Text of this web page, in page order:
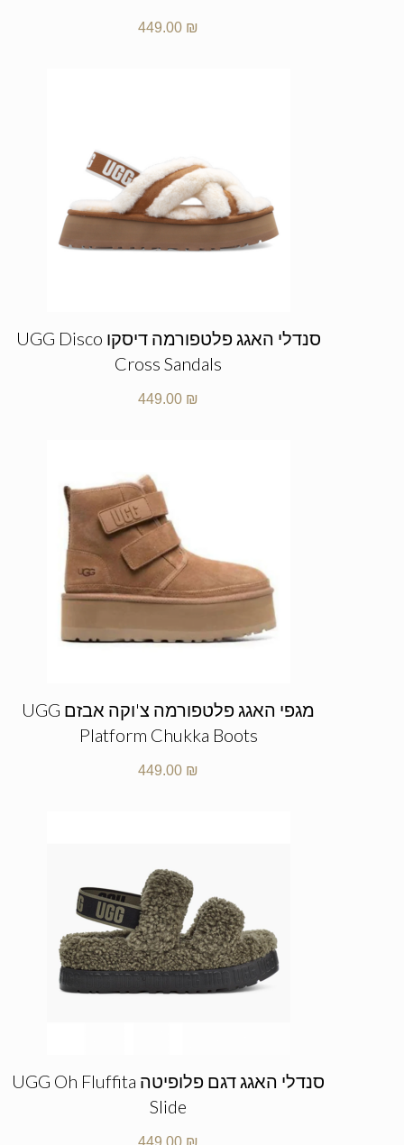
449.00 ₪
סנדלי האגג פלטפורמה דיסקו UGG Disco
Cross Sandals
449.00 ₪
מגפי האגג פלטפורמה צ'וקה אבזם UGG
Platform Chukka Boots
449.00 ₪
סנדלי האגג דגם פלופיטה UGG Oh Fluffita
Slide